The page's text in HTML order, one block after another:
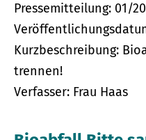
Pressemitteilung: 01/
Kurzbeschreibung:
trennen!
Verfasser: Frau Haas